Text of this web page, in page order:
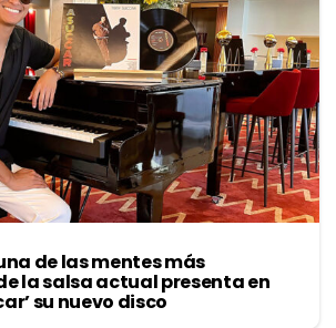
de las mentes más
la salsa actual presenta en
su nuevo disco